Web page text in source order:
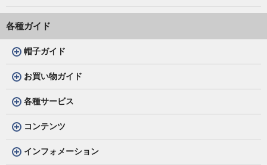
各種ガイド
帽子ガイド
お買い物ガイド
各種サービス
コンテンツ
インフォメーション